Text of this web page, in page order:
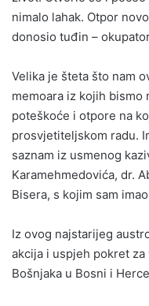
nimalo lahak. Otpor
donosio tuđin –
Velika je šteta što nam
memoara iz kojih
poteškoće i otpore na
prosvjetiteljskom radu.
saznam iz usmenog
Karamehmedovića, dr.
Bisera, s kojim sam
Iz ovog najstarijeg
akcija i uspjeh pokret
Bošnjaka u Bosni i